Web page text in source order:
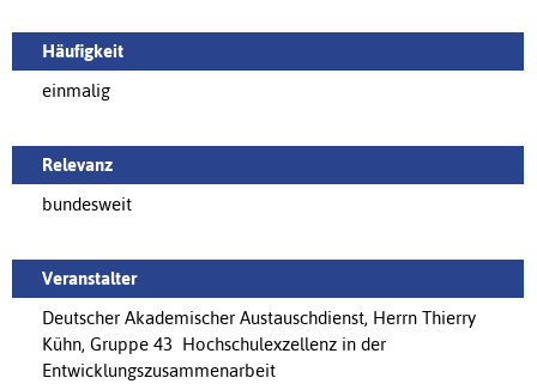
Häufigkeit
einmalig
Relevanz
bundesweit
Veranstalter
Deutscher Akademischer Austauschdienst, Herrn Thierry
Kühn, Gruppe 43  Hochschulexzellenz in der
Entwicklungszusammenarbeit